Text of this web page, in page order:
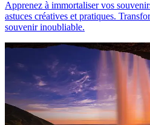
Apprenez à immortaliser vos
astuces créatives et pratiques.
souvenir inoubliable.